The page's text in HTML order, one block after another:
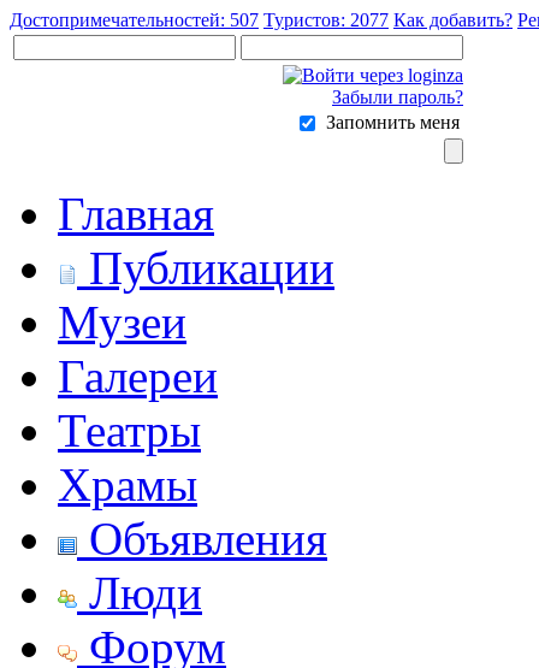
Достопримечательностей: 507 Туристов: 2077 Как добавить?
Забыли пароль?
Запомнить меня
Главная
Публикации
Музеи
Галереи
Театры
Храмы
Объявления
Люди
Форум